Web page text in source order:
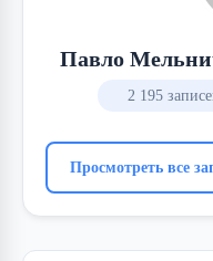
Павло
2 195
Просмотреть все